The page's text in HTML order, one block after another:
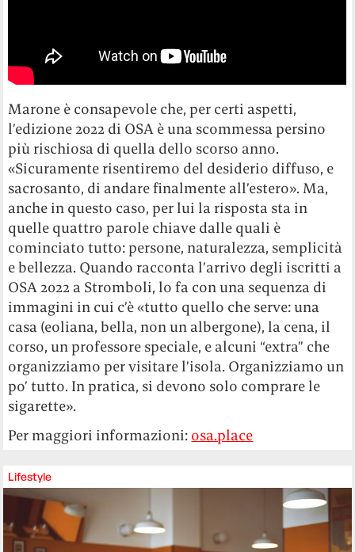
Marone è consapevole che, per certi aspetti,
l’edizione 2022 di OSA è una scommessa persino
più rischiosa di quella dello scorso anno.
«Sicuramente risentiremo del desiderio diffuso, e
sacrosanto, di andare finalmente all’estero». Ma,
anche in questo caso, per lui la risposta sta in
quelle quattro parole chiave dalle quali è
cominciato tutto: persone, naturalezza, semplicità
e bellezza. Quando racconta l’arrivo degli iscritti a
OSA 2022 a Stromboli, lo fa con una sequenza di
immagini in cui c’è «tutto quello che serve: una
casa (eoliana, bella, non un albergone), la cena, il
corso, un professore speciale, e alcuni “extra” che
organizziamo per visitare l’isola. Organizziamo un
po’ tutto. In pratica, si devono solo comprare le
sigarette».
Per maggiori informazioni: osa.place
Lifestyle